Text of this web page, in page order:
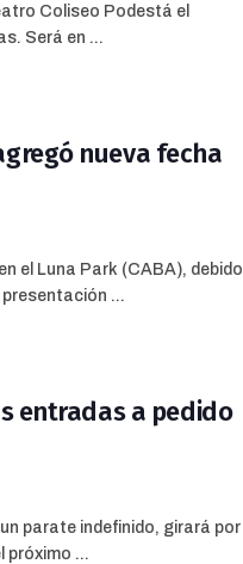
Coliseo Podestá el
Será en ...
nueva fecha
el Luna Park (CABA), debido
...
entradas a pedido
parate indefinido, girará por
próximo ...